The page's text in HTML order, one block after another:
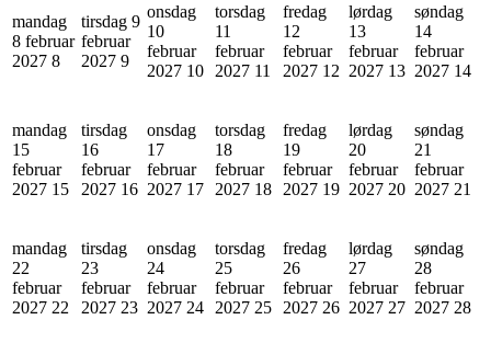
mandag
8 februar
2027 8
tirsdag 9
februar
2027 9
onsdag
10
februar
2027 10
torsdag
11
februar
2027 11
fredag
12
februar
2027 12
lørdag
13
februar
2027 13
søndag
14
februar
2027 14
mandag
15
februar
2027 15
tirsdag
16
februar
2027 16
onsdag
17
februar
2027 17
torsdag
18
februar
2027 18
fredag
19
februar
2027 19
lørdag
20
februar
2027 20
søndag
21
februar
2027 21
mandag
22
februar
2027 22
tirsdag
23
februar
2027 23
onsdag
24
februar
2027 24
torsdag
25
februar
2027 25
fredag
26
februar
2027 26
lørdag
27
februar
2027 27
søndag
28
februar
2027 28